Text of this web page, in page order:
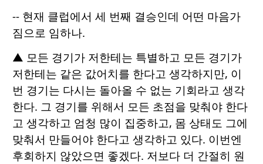
-- 현재 클럽에서 세 번째 결승인데 어떤 마음가
짐으로 임하나.
▲ 모든 경기가 저한테는 특별하고 모든 경기가
저한테는 같은 값어치를 한다고 생각하지만, 이
번 경기는 다시는 돌아올 수 없는 기회라고 생각
한다. 그 경기를 위해서 모든 초점을 맞춰야 한다
고 생각하고 엄청 많이 집중하고, 몸 상태도 그에
맞춰서 만들어야 한다고 생각하고 있다. 이번엔
후회하지 않았으면 좋겠다. 저보다 더 간절히 원